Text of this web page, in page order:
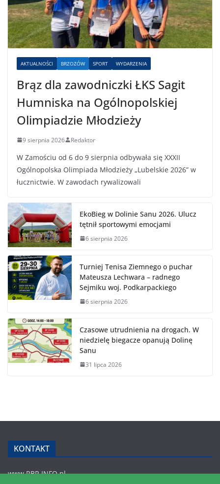
AKTUALNOŚCI BRZOZÓW SPORT WYDARZENIA
Brąz dla zawodniczki ŁKS Sagit
Humniska na Ogólnopolskiej
Olimpiadzie Młodzieży
9 sierpnia 2026 Redaktor
W Zamościu od 6 do 9 sierpnia odbywała się XXXII
Ogólnopolska Olimpiada Młodzieży „Lubelskie 2026” w
łucznictwie. W zawodach rywalizowali
EkoBieg w Dolinie Sanu 2026. Ulucz
tętnił sportowymi emocjami
6 sierpnia 2026
Turniej Tenisa Ziemnego o puchar
Mateusza Lechwara – radnego
Sejmiku woj. Podkarpackiego
6 sierpnia 2026
Czasowe utrudnienia na drogach. W
niedzielę biegacze opanują Dolinę
Sanu
31 lipca 2026
KONTAKT
www.RBR.INFO.pl